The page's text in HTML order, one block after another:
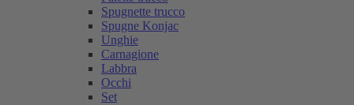
Spugnette trucco
Spugne Konjac
Unghie
Carnagione
Labbra
Occhi
Set